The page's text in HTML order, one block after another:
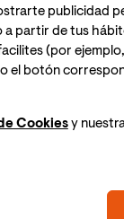
publicidad
a partir de tus
(por
el botón
Cookiesy